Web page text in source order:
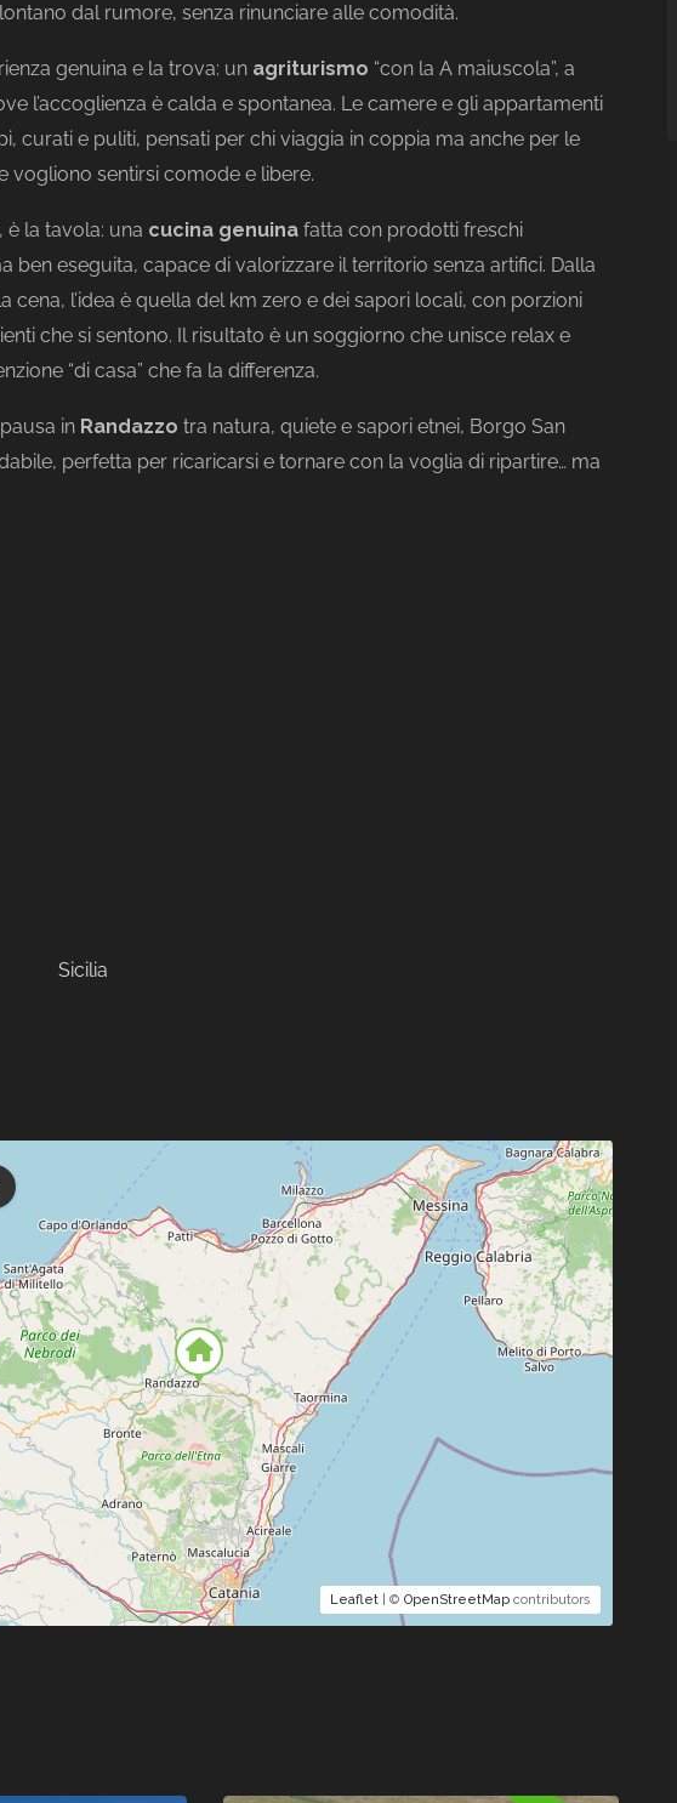
dal rumore, senza rinunciare alle comodità.
genuina e la trova: un agriturismo “con la A maiuscola”, a
l’accoglienza è calda e spontanea. Le camere e gli appartamenti
curati e puliti, pensati per chi viaggia in coppia ma anche per le
vogliono sentirsi comode e libere.
la tavola: una cucina genuina fatta con prodotti freschi
ben eseguita, capace di valorizzare il territorio senza artifici. Dalla
cena, l’idea è quella del km zero e dei sapori locali, con porzioni
che si sentono. Il risultato è un soggiorno che unisce relax e
“di casa” che fa la differenza.
in Randazzo tra natura, quiete e sapori etnei, Borgo San
perfetta per ricaricarsi e tornare con la voglia di ripartire… ma
Sicilia
Leaflet| © OpenStreetMapcontributors